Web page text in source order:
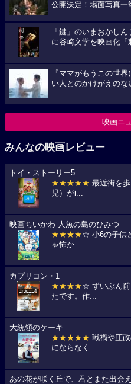
公開決定！場面写真一
「鍵」のいまおかし
に谷崎文学を映画化「
『ママがもうこの世
い人とのかけがえの
映画ニ
みんなの映画レビュー
トイ・ストーリー5
★★★★★ 最近街を
児）がi...
映画ちいかわ 人魚の島のひみつ
★★★★☆ 小6の子供
ゃ怖か...
カプリコン・1
★★★★☆ ずいぶん前
たです。作...
大統領のケーキ
★★★★★ 戦禍や圧
にならなく...
あの花が咲く丘で、君とまた出会え